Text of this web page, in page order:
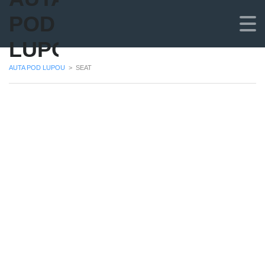
POD
LUPOU
AUTA POD LUPOU > SEAT